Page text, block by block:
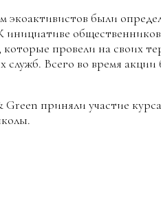
экоактивистов были
провели на своих
Всего во время акции
приняли участие